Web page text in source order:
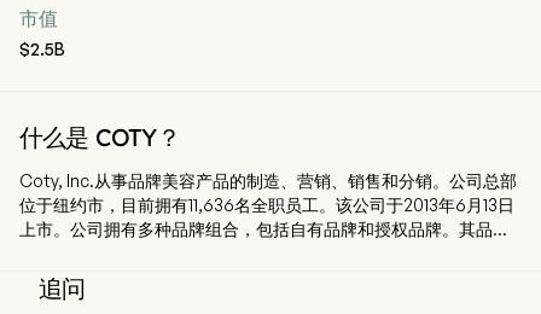
市值
$2.5B
什么是 COTY？
Coty, Inc.从事品牌美容产品的制造、营销、销售和分销。公司总部
位于纽约市，目前拥有11,636名全职员工。该公司于2013年6月13日
上市。公司拥有多种品牌组合，包括自有品牌和授权品牌。其品牌
Adidas、Beckham、Bozzano、Bourjois、Bruno Banani、
CoverGirl、Jovan、Mexx、LeGer by Lena Gercke、Monange、
追问